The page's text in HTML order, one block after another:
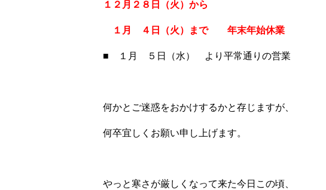
１２月２８日（火） から
１月 ４日（火）まで 年末年始休業
■ １月 ５日（水） より平常通りの営業
何かとご迷惑をおかけするかと存じますが、
何卒宜しくお願い申し上げます。
やっと寒さが厳しくなって来た今日この頃、